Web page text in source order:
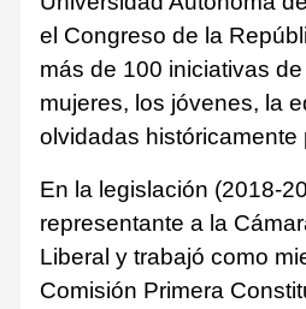
el Congreso de la
más de 100 iniciativas
mujeres, los jóvenes, la
olvidadas históricamente
En la legislación (2018-
representante a la
Liberal y trabajó como
Comisión Primera